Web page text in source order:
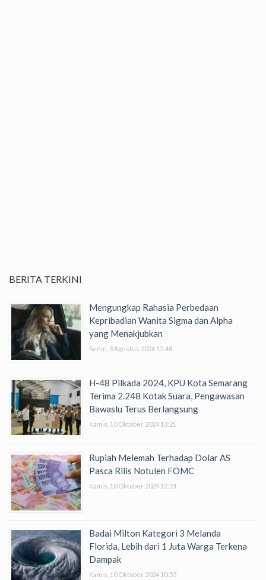
BERITA TERKINI
Mengungkap Rahasia Perbedaan
Kepribadian Wanita Sigma dan Alpha
yang Menakjubkan
Senin, 3 Agustus 2026 15:48
H-48 Pilkada 2024, KPU Kota Semarang
Terima 2.248 Kotak Suara, Pengawasan
Bawaslu Terus Berlangsung
Kamis, 10 Oktober 2024 13:21
Rupiah Melemah Terhadap Dolar AS
Pasca Rilis Notulen FOMC
Kamis, 10 Oktober 2024 12:24
Badai Milton Kategori 3 Melanda
Florida, Lebih dari 1 Juta Warga Terkena
Dampak
Kamis, 10 Oktober 2024 10:55